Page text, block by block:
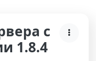
с
1.8.4